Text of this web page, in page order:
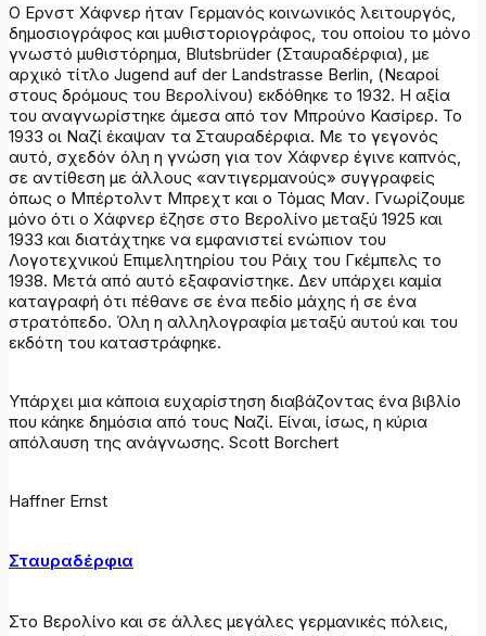
Ο Ερνστ Χάφνερ ήταν Γερμανός κοινωνικός λειτουργός,
δημοσιογράφος και μυθιστοριογράφος, του οποίου το μόνο
γνωστό μυθιστόρημα, Blutsbrüder (Σταυραδέρφια), με
αρχικό τίτλο Jugend auf der Landstrasse Berlin, (Νεαροί
στους δρόμους του Βερολίνου) εκδόθηκε το 1932. Η αξία
του αναγνωρίστηκε άμεσα από τον Μπρούνο Κασίρερ. Το
1933 οι Ναζί έκαψαν τα Σταυραδέρφια. Με το γεγονός
αυτό, σχεδόν όλη η γνώση για τον Χάφνερ έγινε καπνός,
σε αντίθεση με άλλους «αντιγερμανούς» συγγραφείς
όπως ο Μπέρτολντ Μπρεχτ και ο Τόμας Μαν. Γνωρίζουμε
μόνο ότι ο Χάφνερ έζησε στο Βερολίνο μεταξύ 1925 και
1933 και διατάχτηκε να εμφανιστεί ενώπιον του
Λογοτεχνικού Επιμελητηρίου του Ράιχ του Γκέμπελς το
1938. Μετά από αυτό εξαφανίστηκε. Δεν υπάρχει καμία
καταγραφή ότι πέθανε σε ένα πεδίο μάχης ή σε ένα
στρατόπεδο. Όλη η αλληλογραφία μεταξύ αυτού και του
εκδότη του καταστράφηκε.
Υπάρχει μια κάποια ευχαρίστηση διαβάζοντας ένα βιβλίο
που κάηκε δημόσια από τους Ναζί. Είναι, ίσως, η κύρια
απόλαυση της ανάγνωσης. Scott Borchert
Haffner Ernst
Σταυραδέρφια
Στο Βερολίνο και σε άλλες μεγάλες γερμανικές πόλεις,